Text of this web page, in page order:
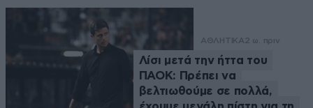
ΑΘΛΗΤΙΚΑ 2 ω. πριν
Λίσι μετά την ήττα του
ΠΑΟΚ: Πρέπει να
βελτιωθούμε σε πολλά,